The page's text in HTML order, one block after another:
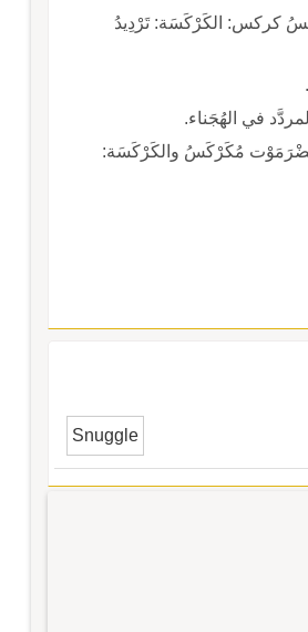
كركس: الكَرْكَسَة: تَرْدِيدُ
في الهُجَناء.
حَضْرَمَوْت مُكَرْكَسُ والكَرْكَسَة:
Snuggle